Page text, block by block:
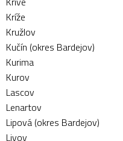
Kríže
Kružlov
Kučín (okres Bardejov)
Kurima
Kurov
Lascov
Lenartov
Lipová (okres Bardejov)
Livov